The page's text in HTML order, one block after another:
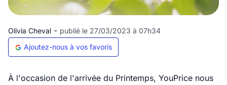
Olivia Cheval - publié le 27/03/2023 à 07h34
Ajoutez-nous à vos favoris
À l'occasion de l'arrivée du Printemps, YouPrice nous